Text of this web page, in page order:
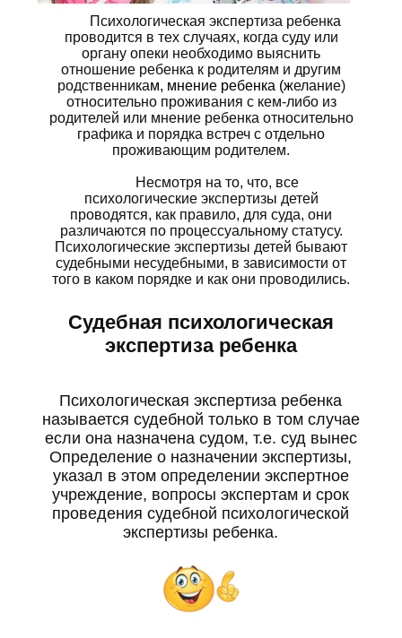
Психологическая экспертиза ребенка
проводится в тех случаях, когда суду или
органу опеки необходимо выяснить
отношение ребенка к родителям и другим
родственникам, мнение ребенка (желание)
относительно проживания с кем-либо из
родителей или мнение ребенка относительно
графика и порядка встреч с отдельно
проживающим родителем.
Несмотря на то, что, все
психологические экспертизы детей
проводятся, как правило, для суда, они
различаются по процессуальному статусу.
Психологические экспертизы детей бывают
судебными несудебными, в зависимости от
того в каком порядке и как они проводились.
Судебная психологическая
экспертиза ребенка
Психологическая экспертиза ребенка
называется судебной только в том случае
если она назначена судом, т.е. суд вынес
Определение о назначении экспертизы,
указал в этом определении экспертное
учреждение, вопросы экспертам и срок
проведения судебной психологической
экспертизы ребенка.